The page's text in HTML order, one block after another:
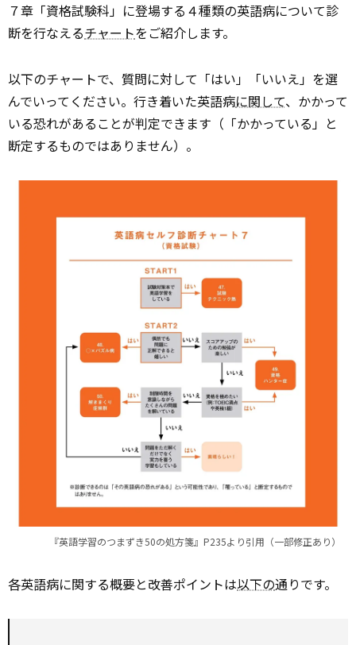
７章「資格試験科」に登場する４種類の英語病について診
断を行なえるチャートをご紹介します。
以下のチャートで、質問に対して「はい」「いいえ」を選
んでいってください。行き着いた英語病に関して、かかって
いる恐れがあることが判定できます（「かかっている」と
断定するものではありません）。
『英語学習のつまずき50の処方箋』P235より引用（一部修正あり）
各英語病に関する概要と改善ポイントは以下の通りです。